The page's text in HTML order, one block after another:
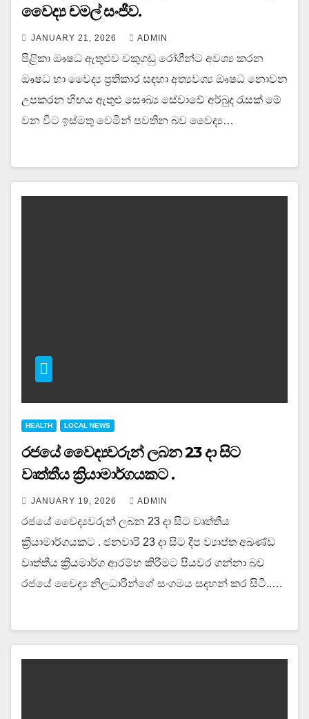
වෛද්‍ය චමල් සංජීව.
JANUARY 21, 2026 ADMIN
පිළිකා ඖෂධ ඇතුළුව වකුගඩු රෝගීන්ට අවශ්‍ය කරන
ඖෂධ හා වෛද්‍ය ප්‍රතිකාර සඳහා අත්‍යවශ්‍ය ඖෂධ නොවන
උපකරන හිඟය ඇතුළු සෞඛ්‍ය සේවාවේ අර්බුද රැසක් මේ
වන විට ඉස්මතු වෙමින් පවතින බව වෛද්‍ය…
HEALTH LOCAL NEWS
රජයේ වෛද්‍යවරුන් ලබන 23 දා සිට
වෘත්තීය ක්‍රියාමාර්ගයකට .
JANUARY 19, 2026 ADMIN
රජයේ වෛද්‍යවරුන් ලබන 23 දා සිට වෘත්තීය
ක්‍රියාමාර්ගයකට . ජනවාරි 23 දා සිට දීප ව්‍යාප්ත අඛණ්ඩ
වෘත්තීය ක්‍රියමාර්ග ආරම්භ කිරීමට පියවර ගන්නා බව
රජයේ වෛද්‍ය නිලධාරින්ගේ සංගමය සදහන් කර සිටී..…